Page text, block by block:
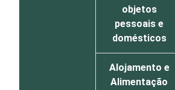
objetos
pessoais e
domésticos
Alojamento e
Alimentação